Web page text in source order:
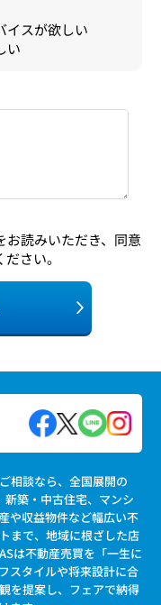
イスが欲しい
い
お読みいただき、同意
さい。
相談なら、全国展開の
築・中古住宅、マンシ
や収益物件など幅広い不
まで、地域に根ざした店
は不動産売買を「一生に
スタイルや将来設計に合
を提案し、フェアで納得